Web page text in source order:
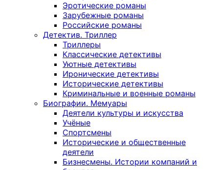
Эротические романы
Зарубежные романы
Российские романы
Детектив. Триллер
Триллеры
Классические детективы
Уютные детективы
Иронические детективы
Исторические детективы
Криминальные и военные романы
Биографии. Мемуары
Деятели культуры и искусства
Учёные
Спортсмены
Исторические и общественные
деятели
Бизнесмены. Истории компаний и